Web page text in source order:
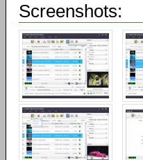
Screenshots: